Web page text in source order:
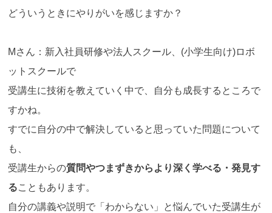
どういうときにやりがいを感じますか？
Mさん：新入社員研修や法人スクール、(小学生向け)ロボ
ットスクールで
受講生に技術を教えていく中で、自分も成長するところで
すかね。
すでに自分の中で解決していると思っていた問題について
も、
受講生からの質問やつまずきからより深く学べる・発見す
ることもあります。
自分の講義や説明で「わからない」と悩んでいた受講生が